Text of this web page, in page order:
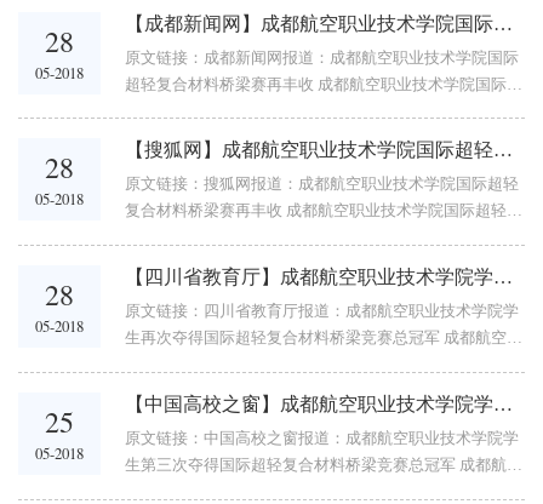
24日，成都航空职业技术学院复合材料...
28
05-2018
【成都新闻网】成都航空职业技术学院国际超轻复合材料桥梁赛再丰收
原文链接：成都新闻网报道：成都航空职业技术学院国际
超轻复合材料桥梁赛再丰收 成都航空职业技术学院国际超
11次 成都新闻...
28
05-2018
【搜狐网】成都航空职业技术学院国际超轻复合材料桥梁赛再丰收
原文链接：搜狐网报道：成都航空职业技术学院国际超轻
复合材料桥梁赛再丰收 成都航空职业技术学院国际超轻复
都航空职业技术学院复合材料工程技术专业学...
28
05-2018
【四川省教育厅】成都航空职业技术学院学生再次夺得国际超轻复合材料桥梁竞赛总冠军
原文链接：四川省教育厅报道：成都航空职业技术学院学
生再次夺得国际超轻复合材料桥梁竞赛总冠军 成都航空职
军 [四川教育网] [手机版本] ...
25
05-2018
【中国高校之窗】成都航空职业技术学院学生第三次夺得国际超轻复合材料桥梁竞赛总冠军
原文链接：中国高校之窗报道：成都航空职业技术学院学
生第三次夺得国际超轻复合材料桥梁竞赛总冠军 成都航空